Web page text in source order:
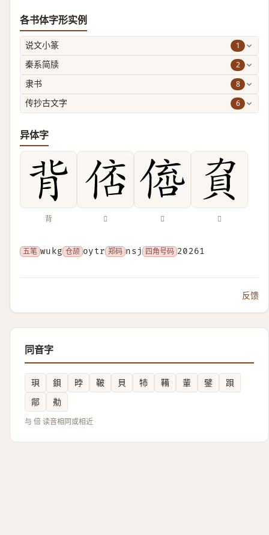
各书体字形实例
说文小篆 1
秦系简牍 2
隶书 8
传抄古文字 6
异体字
背 𠊑 𠋭 𧴥
五笔 wukg 仓颉 oytr 郑码 nsj 四角号码 20261
反馈
同音字
珼 鋇 㫲 鞁 貝 㸬 鞴 輩 鐾
䟺
鄁
㔗
与 倍 读音相同或相近